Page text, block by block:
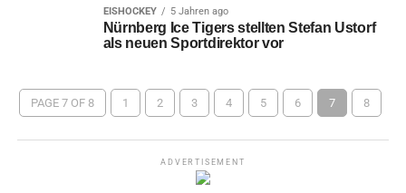
EISHOCKEY 5 Jahren ago
Nürnberg Ice Tigers stellten Stefan Ustorf
als neuen Sportdirektor vor
PAGE 7 OF 8 1 2 3 4 5 6 7 8
ADVERTISEMENT